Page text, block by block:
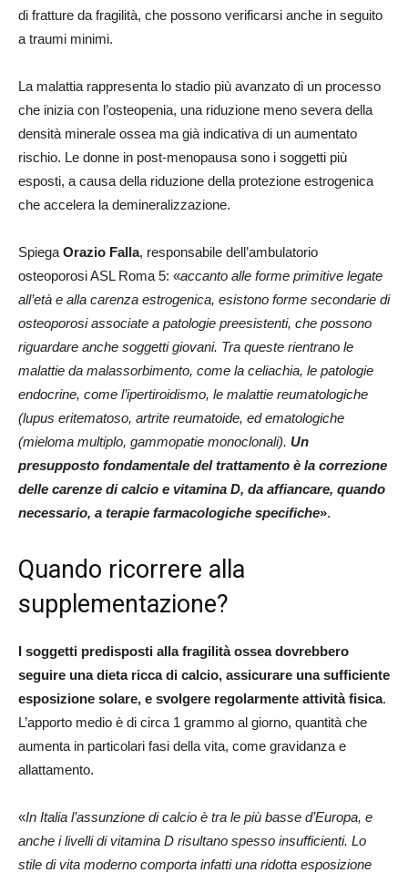
di fratture da fragilità, che possono verificarsi anche in seguito
a traumi minimi.
La malattia rappresenta lo stadio più avanzato di un processo
che inizia con l’osteopenia, una riduzione meno severa della
densità minerale ossea ma già indicativa di un aumentato
rischio. Le donne in post-menopausa sono i soggetti più
esposti, a causa della riduzione della protezione estrogenica
che accelera la demineralizzazione.
Spiega Orazio Falla, responsabile dell’ambulatorio
osteoporosi ASL Roma 5: «accanto alle forme primitive legate
all’età e alla carenza estrogenica, esistono forme secondarie di
osteoporosi associate a patologie preesistenti, che possono
riguardare anche soggetti giovani. Tra queste rientrano le
malattie da malassorbimento, come la celiachia, le patologie
endocrine, come l’ipertiroidismo, le malattie reumatologiche
(lupus eritematoso, artrite reumatoide, ed ematologiche
(mieloma multiplo, gammopatie monoclonali). Un
presupposto fondamentale del trattamento è la correzione
delle carenze di calcio e vitamina D, da affiancare, quando
necessario, a terapie farmacologiche specifiche».
Quando ricorrere alla
supplementazione?
I soggetti predisposti alla fragilità ossea dovrebbero
seguire una dieta ricca di calcio, assicurare una sufficiente
esposizione solare, e svolgere regolarmente attività fisica.
L’apporto medio è di circa 1 grammo al giorno, quantità che
aumenta in particolari fasi della vita, come gravidanza e
allattamento.
«In Italia l’assunzione di calcio è tra le più basse d’Europa, e
anche i livelli di vitamina D risultano spesso insufficienti. Lo
stile di vita moderno comporta infatti una ridotta esposizione